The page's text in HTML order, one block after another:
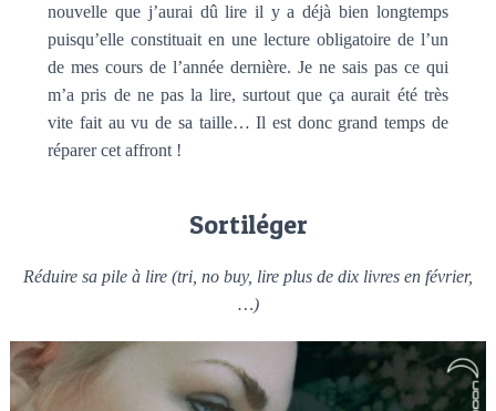
nouvelle que j’aurai dû lire il y a déjà bien longtemps
puisqu’elle constituait en une lecture obligatoire de l’un
de mes cours de l’année dernière. Je ne sais pas ce qui
m’a pris de ne pas la lire, surtout que ça aurait été très
vite fait au vu de sa taille… Il est donc grand temps de
réparer cet affront !
Sortiléger
Réduire sa pile à lire (tri, no buy, lire plus de dix livres en février,
…)